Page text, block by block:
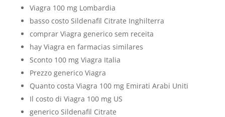
Viagra 100 mg Lombardia
basso costo Sildenafil Citrate Inghilterra
comprar Viagra generico sem receita
hay Viagra en farmacias similares
Sconto 100 mg Viagra Italia
Prezzo generico Viagra
Quanto costa Viagra 100 mg Emirati Arabi Uniti
Il costo di Viagra 100 mg US
generico Sildenafil Citrate